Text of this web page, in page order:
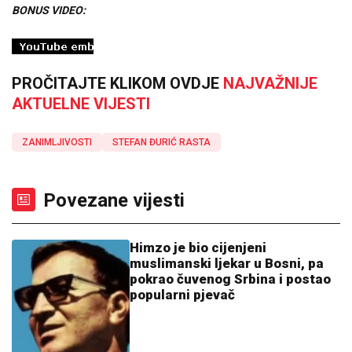
BONUS VIDEO:
PROČITAJTE KLIKOM OVDJE NAJVAŽNIJE
AKTUELNE VIJESTI
ZANIMLJIVOSTI STEFAN ĐURIĆ RASTA
Povezane vijesti
Himzo je bio cijenjeni
muslimanski ljekar u Bosni, pa
pokrao čuvenog Srbina i postao
popularni pjevač